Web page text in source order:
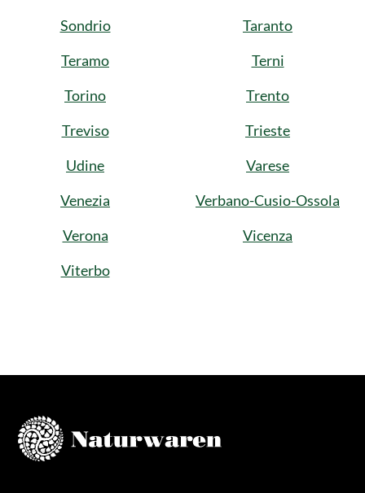
Sondrio
Taranto
Teramo
Terni
Torino
Trento
Treviso
Trieste
Udine
Varese
Venezia
Verbano-Cusio-Ossola
Verona
Vicenza
Viterbo